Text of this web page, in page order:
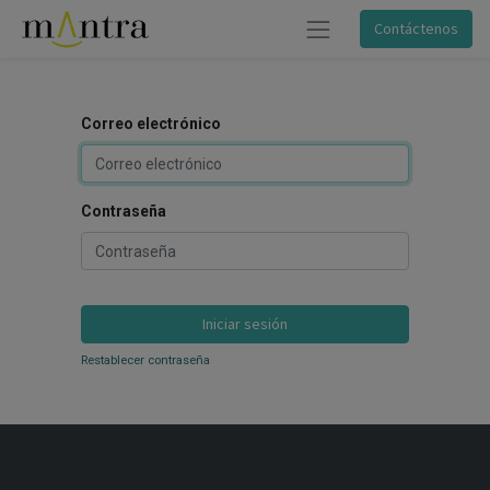
Contáctenos
Correo electrónico
Contraseña
Iniciar sesión
Restablecer contraseña